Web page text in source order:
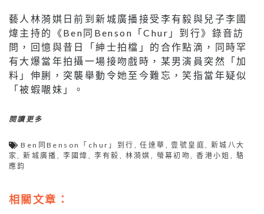
藝人林漪娸日前到新城廣播接受李有毅與兒子李國
煒主持的《Ben同Benson「Chur」到行》錄音訪
問，回憶與昔日「紳士拍檔」的合作點滴，同時罕
有大爆當年拍攝一場接吻戲時，某男演員突然「加
料」伸脷，突襲舉動令她至今難忘，笑指當年疑似
「被蝦𡃁妹」。
閱讀更多
Ben同Benson「chur」到行 ,任達華 ,壹號皇庭, 新城八大
家,新城廣播 , 李國煒 , 李有毅 , 林漪娸 , 螢幕初吻,香港小姐 , 駱
應鈞
相關文章：